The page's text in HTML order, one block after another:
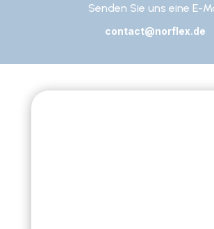
Senden Sie uns eine E-
contact@norflex.de